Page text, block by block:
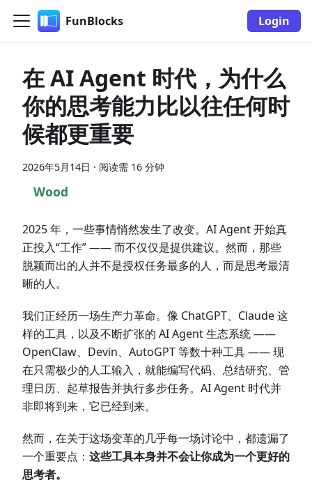
FunBlocks Login
在 AI Agent 时代，为什么
你的思考能力比以往任何时
候都更重要
2026年5月14日 · 阅读需 16 分钟
Wood
2025 年，一些事情悄然发生了改变。AI Agent 开始真
正投入“工作” —— 而不仅仅是提供建议。然而，那些
脱颖而出的人并不是授权任务最多的人，而是思考最清
晰的人。
我们正经历一场生产力革命。像 ChatGPT、Claude 这
样的工具，以及不断扩张的 AI Agent 生态系统 ——
OpenClaw、Devin、AutoGPT 等数十种工具 —— 现
在只需极少的人工输入，就能编写代码、总结研究、管
理日历、起草报告并执行多步任务。AI Agent 时代并
非即将到来，它已经到来。
然而，在关于这场变革的几乎每一场讨论中，都遗漏了
一个重要点： 这些工具本身并不会让你成为一个更好的
思考者。